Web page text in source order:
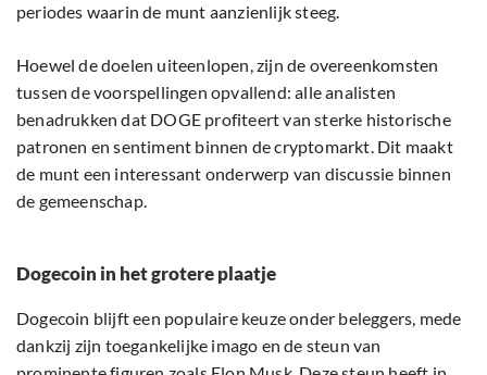
periodes waarin de munt aanzienlijk steeg.
Hoewel de doelen uiteenlopen, zijn de overeenkomsten
tussen de voorspellingen opvallend: alle analisten
benadrukken dat DOGE profiteert van sterke historische
patronen en sentiment binnen de cryptomarkt. Dit maakt
de munt een interessant onderwerp van discussie binnen
de gemeenschap.
Dogecoin in het grotere plaatje
Dogecoin blijft een populaire keuze onder beleggers, mede
dankzij zijn toegankelijke imago en de steun van